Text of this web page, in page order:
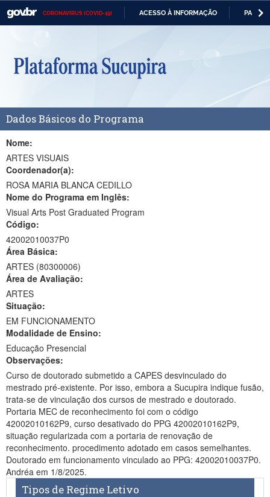
CORONAVÍRUS (COVID-19) ACESSO À INFORMAÇÃO
Casa Civil
Ministério da Defesa
Ministério da Economia
Ministério da Infraestrutura
Ministério da Educação
Ministério da Cidadania
Ministério da Saúde
Ministério da Ciência, Tecnologia, Inovações e Comunicações
Ministério do Meio Ambiente
Ministério do Turismo
Ministério do Desenvolvimento Regional
Ministério da Mulher, da Família e dos Direitos Humanos
Gabinete de Segurança Institucional
Dados Básicos do Programa
Nome:
ARTES VISUAIS
Coordenador(a):
ROSA MARIA BLANCA CEDILLO
Nome do Programa em Inglês:
Visual Arts Post Graduated Program
Código:
42002010037P0
Área Básica:
ARTES (80300006)
Área de Avaliação:
ARTES
Situação:
EM FUNCIONAMENTO
Modalidade de Ensino:
Educação Presencial
Observações:
Curso de doutorado submetido a CAPES desvinculado do
mestrado pré-existente. Por isso, embora a Sucupira indique fusão,
trata-se de vinculação dos cursos de mestrado e doutorado.
Portaria MEC de reconhecimento foi com o código
42002010162P9, curso desativado do PPG 42002010162P9,
situação regularizada com a portaria de renovação de
reconhecimento. procedimento adotado em casos semelhantes.
Doutorado em funcionamento vinculado ao PPG: 42002010037P0.
Andréa em 1/8/2025.
Tipos de Regime Letivo